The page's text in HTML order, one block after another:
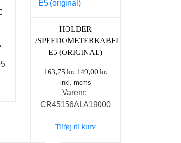
pris
HOLDER
T/SPEEDOMETERKABEL
E5 (ORIGINAL)
163,75kr. Den
oprindelige
pris
var:
149,00 kr.Den
er:
inkl. moms
Varenr:
CR45156ALA19000
Tilføj til kurv